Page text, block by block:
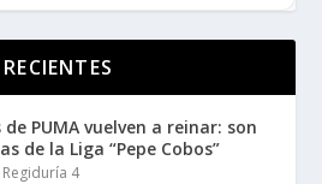
de PUMA vuelven a reinar: son
de la Liga “Pepe Cobos”
Regiduría 4